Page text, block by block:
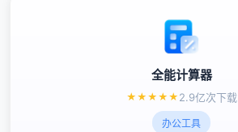
全能计算器
★ ★ ★ ★ ★ 2.9亿次下载
办公工具